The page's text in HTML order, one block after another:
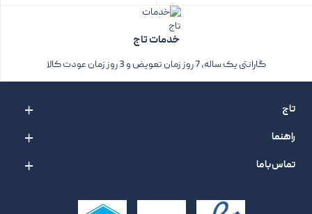
خدمات تاج
گارانتی یک ساله، 7 روز زمان تعویض و 3 روز زمان عودت کالا
تاج
راهنما
تماس با ما